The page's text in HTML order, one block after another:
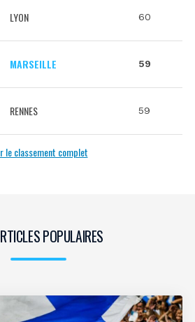
LYON 60
MARSEILLE 59
RENNES 59
le classement complet
POPULAIRES